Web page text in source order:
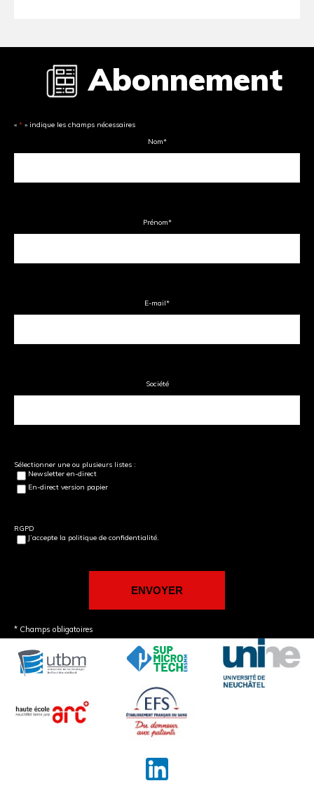
Abonnement
« * » indique les champs nécessaires
Nom*
Prénom*
E-mail*
Société
Sélectionner une ou plusieurs listes :
Newsletter en-direct
En-direct version papier
RGPD
J’accepte la politique de confidentialité.
* Champs obligatoires